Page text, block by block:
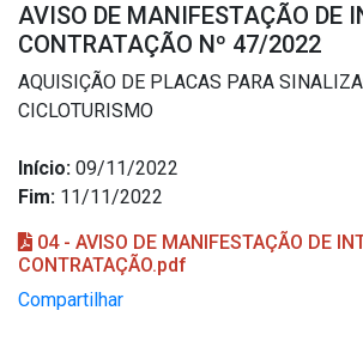
AVISO DE MANIFESTAÇÃO DE
CONTRATAÇÃO Nº 47/2022
AQUISIÇÃO DE PLACAS PARA
CICLOTURISMO
Início: 09/11/2022
Fim: 11/11/2022
04 - AVISO DE MANIFESTAÇÃO DE
CONTRATAÇÃO.pdf
Compartilhar